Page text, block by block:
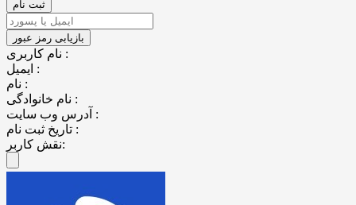
نام کاربری :
ایمیل :
نام :
نام خانوادگی :
آدرس وب سایت :
تاریخ ثبت نام :
نقش کاربر: